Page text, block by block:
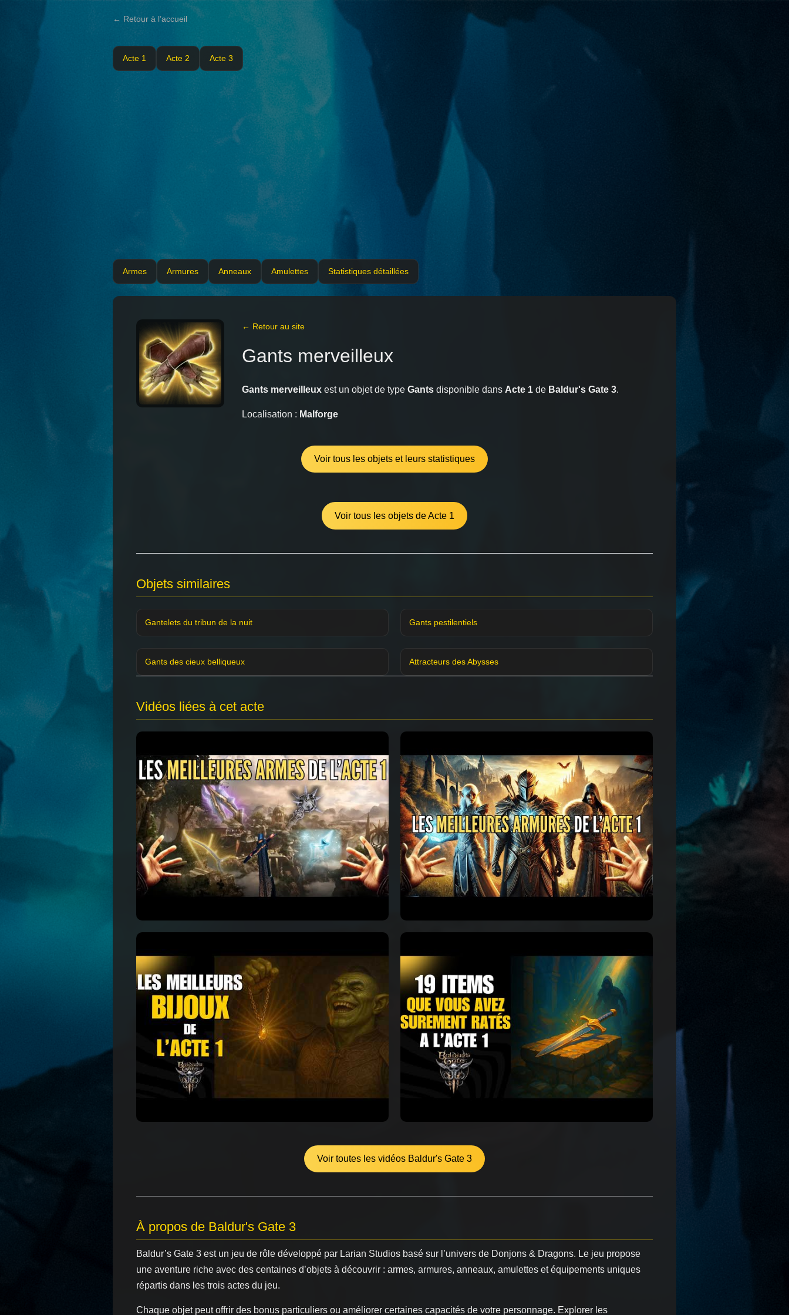
← Retour à l’accueil
Acte 1 Acte 2 Acte 3
Armes Armures Anneaux Amulettes Statistiques détaillées
← Retour au site
Gants merveilleux
Gants merveilleux est un objet de type Gants disponible dans Acte 1 de Baldur's Gate 3.
Localisation : Malforge
Voir tous les objets et leurs statistiques
Voir tous les objets de Acte 1
Objets similaires
Gantelets du tribun de la nuit Gants pestilentiels
Gants des cieux belliqueux Attracteurs des Abysses
Vidéos liées à cet acte
Voir toutes les vidéos Baldur's Gate 3
À propos de Baldur's Gate 3
Baldur’s Gate 3 est un jeu de rôle développé par Larian Studios basé sur l’univers de Donjons & Dragons. Le jeu propose
une aventure riche avec des centaines d’objets à découvrir : armes, armures, anneaux, amulettes et équipements uniques
répartis dans les trois actes du jeu.
Chaque objet peut offrir des bonus particuliers ou améliorer certaines capacités de votre personnage. Explorer les